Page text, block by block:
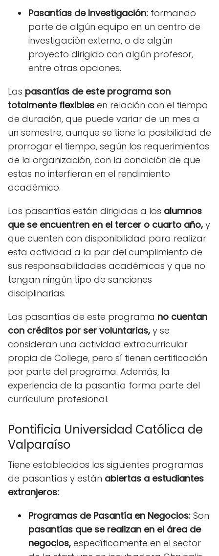
Pasantías de Investigación: formando
parte de algún equipo en un centro de
investigación externo, o de algún
proyecto dirigido con algún profesor,
entre otras opciones.
Las pasantías de este programa son
totalmente flexibles en relación con el tiempo
de duración, que puede variar de un mes a
un semestre, aunque se tiene la posibilidad de
prorrogar el tiempo, según los requerimientos
de la organización, con la condición de que
estas no interfieran en el rendimiento
académico.
Las pasantías están dirigidas a los alumnos
que se encuentren en el tercer o cuarto año, y
que cuenten con disponibilidad para realizar
esta actividad a la par del cumplimiento de
sus responsabilidades académicas y que no
tengan ningún tipo de sanciones
disciplinarias.
Las pasantías de este programa no cuentan
con créditos por ser voluntarias, y se
consideran una actividad extracurricular
propia de College, pero sí tienen certificación
por parte del programa. Además, la
experiencia de la pasantía forma parte del
currículum profesional.
Pontificia Universidad Católica de
Valparaíso
Tiene establecidos los siguientes programas
de pasantías y están abiertas a estudiantes
extranjeros:
Programas de Pasantía en Negocios: Son
pasantías que se realizan en el área de
negocios, específicamente en el sector